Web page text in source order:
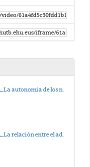
UIK12_Tardos A_La autonomia de los niños pequeños y sus condiciones